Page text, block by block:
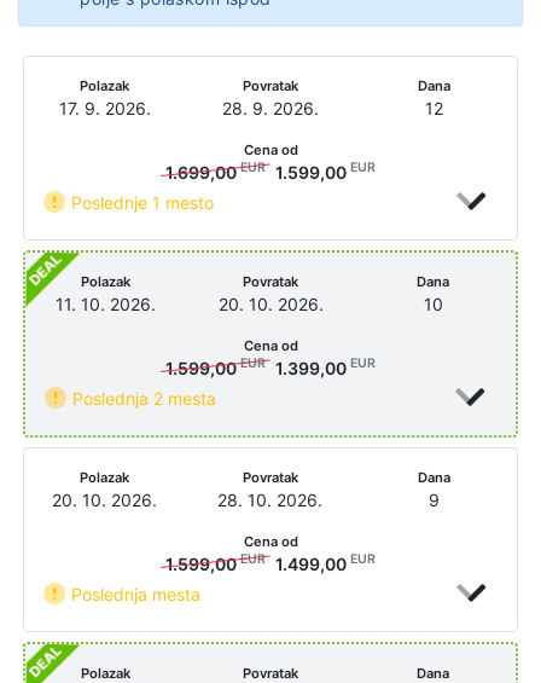
Polazak
17. 9. 2026.
Povratak
28. 9. 2026.
Dana
12
Poslednje 1 mesto
Cena od
1.699,00EUR 1.599,00 EUR
Polazak
11. 10. 2026.
Povratak
20. 10. 2026.
Dana
10
Poslednja 2 mesta
Cena od
1.599,00EUR 1.399,00 EUR
Polazak
20. 10. 2026.
Povratak
28. 10. 2026.
Dana
9
Poslednja mesta
Cena od
1.599,00EUR 1.499,00 EUR
Polazak Povratak Dana